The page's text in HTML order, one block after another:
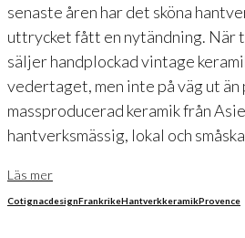
senaste åren har det sköna
uttrycket fått en nytändning. När
säljer handplockad vintage
vedertaget, men inte på väg ut än
massproducerad keramik från
hantverksmässig, lokal och
Läs mer
CotignacdesignFrankrikeHantverkkeramikProvence